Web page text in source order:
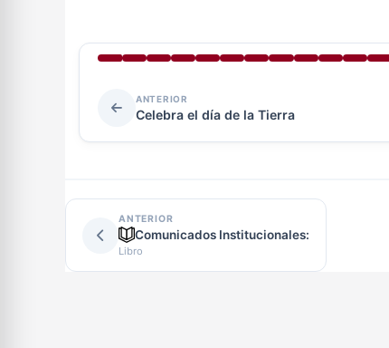
ANTERIOR
Celebra el día de la Tierra
ANTERIOR
Comunicados Institucionales:
Libro